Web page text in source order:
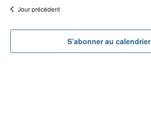
date.Jour précédent
S’abonner au calendrier